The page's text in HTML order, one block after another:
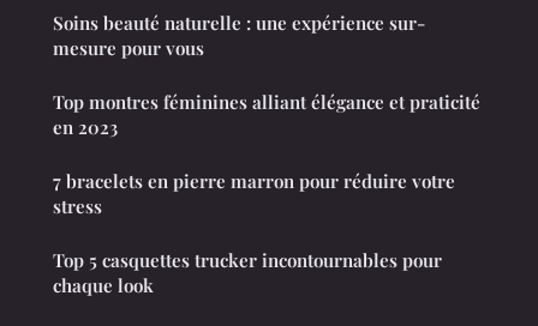
Soins beauté naturelle : une expérience sur-
mesure pour vous
Top montres féminines alliant élégance et praticité
en 2023
7 bracelets en pierre marron pour réduire votre
stress
Top 5 casquettes trucker incontournables pour
chaque look